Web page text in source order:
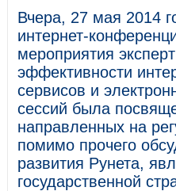
Вчера, 27 мая 2014
интернет-
мероприятия
эффективности
сервисов и
сессий была
направленных на
помимо прочего
развития Рунета,
государственной